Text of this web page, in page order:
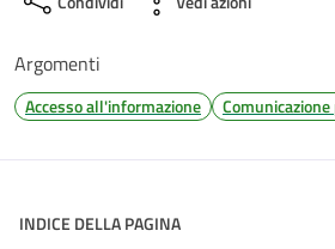
Argomenti
Accesso all'informazione
INDICE DELLA PAGINA